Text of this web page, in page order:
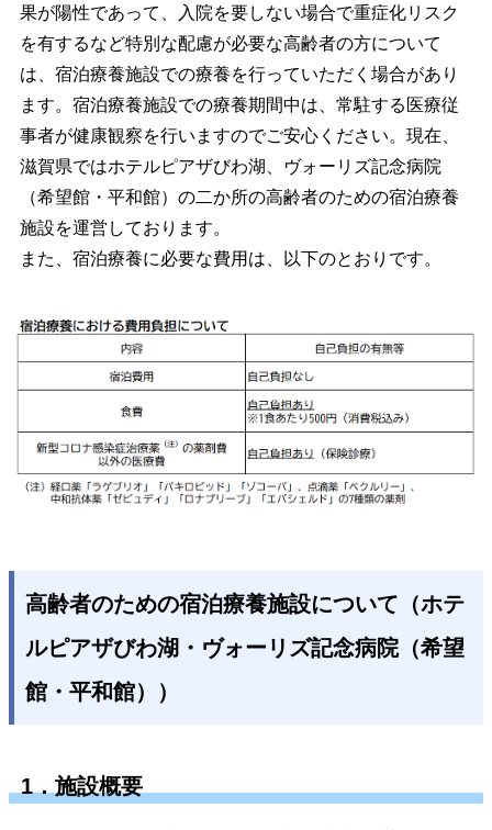
果が陽性であって、入院を要しない場合で重症化リスク
を有するなど特別な配慮が必要な高齢者の方について
は、宿泊療養施設での療養を行っていただく場合があり
ます。宿泊療養施設での療養期間中は、常駐する医療従
事者が健康観察を行いますのでご安心ください。現在、
滋賀県ではホテルピアザびわ湖、ヴォーリズ記念病院
（希望館・平和館）の二か所の高齢者のための宿泊療養
施設を運営しております。
また、宿泊療養に必要な費用は、以下のとおりです。
高齢者のための宿泊療養施設について（ホテ
ルピアザびわ湖・ヴォーリズ記念病院（希望
館・平和館））
1．施設概要